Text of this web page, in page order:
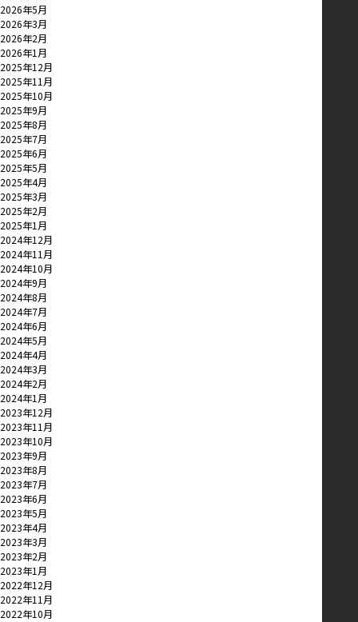
2026年5月
2026年3月
2026年2月
2026年1月
2025年12月
2025年11月
2025年10月
2025年9月
2025年8月
2025年7月
2025年6月
2025年5月
2025年4月
2025年3月
2025年2月
2025年1月
2024年12月
2024年11月
2024年10月
2024年9月
2024年8月
2024年7月
2024年6月
2024年5月
2024年4月
2024年3月
2024年2月
2024年1月
2023年12月
2023年11月
2023年10月
2023年9月
2023年8月
2023年7月
2023年6月
2023年5月
2023年4月
2023年3月
2023年2月
2023年1月
2022年12月
2022年11月
2022年10月